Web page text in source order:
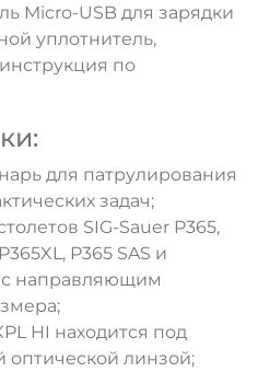
Micro-USB для зарядки
уплотнитель,
по
для патрулирования
задач;
SIG-Sauer P365,
P365 SAS и
направляющим
HI находится под
оптической линзой;